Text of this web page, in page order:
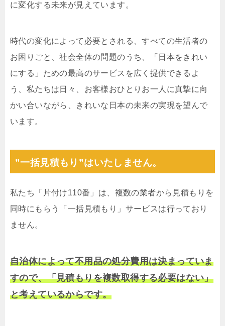
に変化する未来が見えています。
時代の変化によって必要とされる、すべての生活者の
お困りごと、社会全体の問題のうち、「日本をきれい
にする」ための最高のサービスを広く提供できるよ
う、私たちは日々、お客様おひとりお一人に真摯に向
かい合いながら、きれいな日本の未来の実現を望んで
います。
”一括見積もり”はいたしません。
私たち「片付け110番」は、複数の業者から見積もりを
同時にもらう「一括見積もり」サービスは行っており
ません。
自治体によって不用品の処分費用は決まっていま
すので、「見積もりを複数取得する必要はない」
と考えているからです。